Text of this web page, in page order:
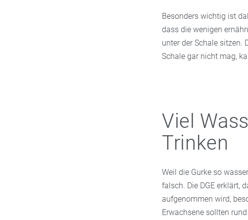
Besonders wichtig ist
dass die wenigen
unter der Schale sitzen.
Schale gar nicht mag,
Viel
Trinken
Weil die Gurke so
falsch. Die DGE erklärt,
aufgenommen wird,
Erwachsene sollten rund